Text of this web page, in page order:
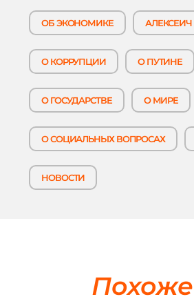
ОБ ЭКОНОМИКЕ
О КОРРУПЦИИ О ПУТИНЕ
О ГОСУДАРСТВЕ О МИРЕ
О СОЦИАЛЬНЫХ ВОПРОСАХ
НОВОСТИ